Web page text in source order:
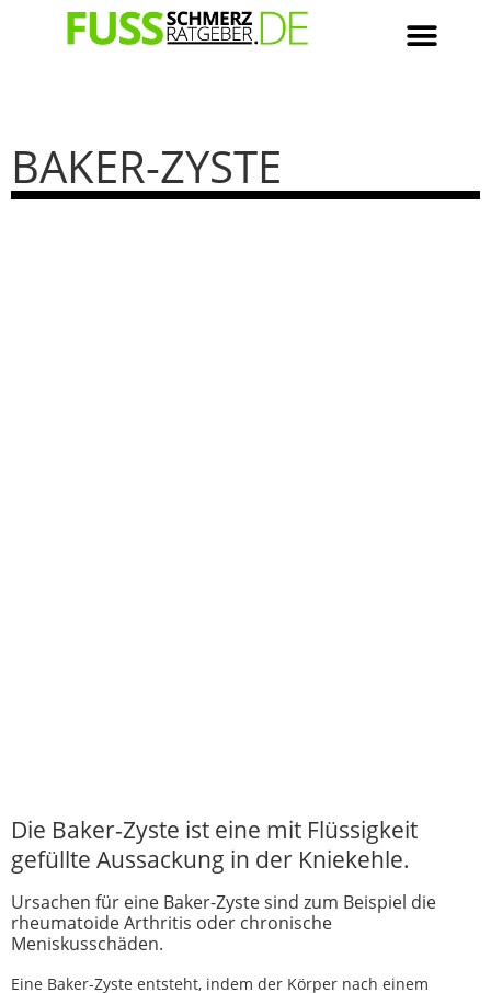
BAKER-ZYSTE
Die Baker-Zyste ist eine mit Flüssigkeit
gefüllte Aussackung in der Kniekehle.
Ursachen für eine Baker-Zyste sind zum Beispiel die
rheumatoide Arthritis oder chronische
Meniskusschäden.
Eine Baker-Zyste entsteht, indem der Körper nach einem